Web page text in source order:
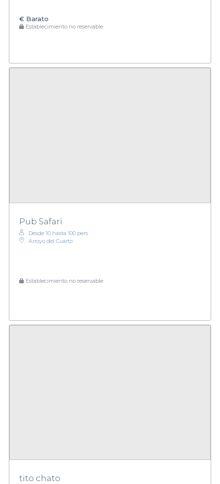
€ Barato
Establecimiento no reservable
Pub Safari
Desde 10 hasta 100 pers.
Arroyo del Cuarto
Establecimiento no reservable
tito chato